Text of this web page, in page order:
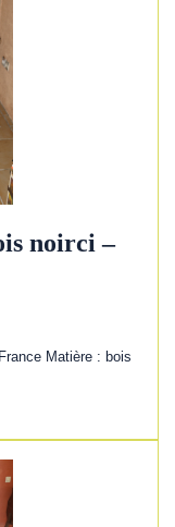
noirci –
Matière : bois